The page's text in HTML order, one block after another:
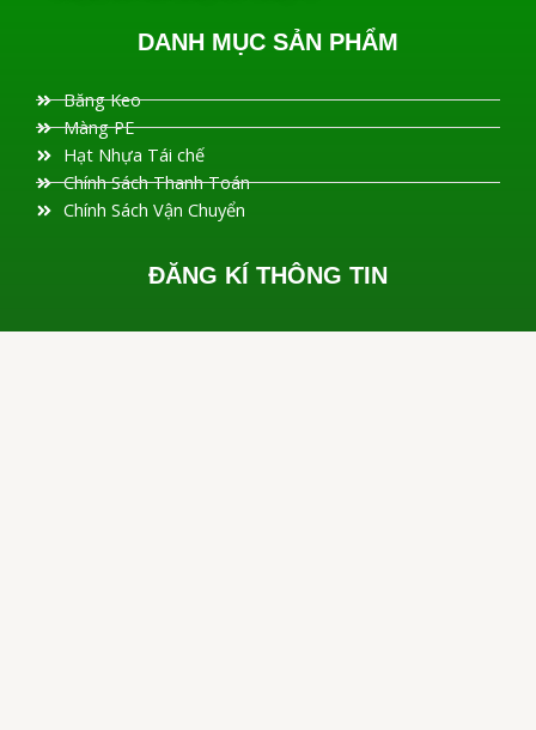
DANH MỤC SẢN PHẨM
Băng Keo
Màng PE
Hạt Nhựa Tái chế
Chính Sách Thanh Toán
Chính Sách Vận Chuyển
ĐĂNG KÍ THÔNG TIN